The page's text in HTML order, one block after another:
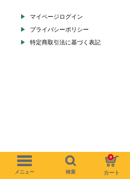
メニュー 検索
0
カート
マイページログイン
プライバシーポリシー
特定商取引法に基づく表記